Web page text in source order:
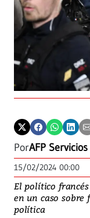
PorAFP Servicios
15/02/2024 00:00
El político
en un caso sobre
política